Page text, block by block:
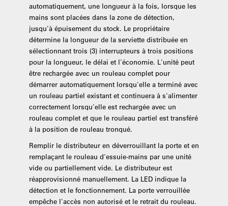
automatiquement, une longueur à la fois, lorsque les
mains sont placées dans la zone de détection,
jusqu'à épuisement du stock. Le propriétaire
détermine la longueur de la serviette distribuée en
sélectionnant trois (3) interrupteurs à trois positions
pour la longueur, le délai et l'économie. L'unité peut
être rechargée avec un rouleau complet pour
démarrer automatiquement lorsqu'elle a terminé avec
un rouleau partiel existant et continuera à s'alimenter
correctement lorsqu'elle est rechargée avec un
rouleau complet et que le rouleau partiel est transféré
à la position de rouleau tronqué.
Remplir le distributeur en déverrouillant la porte et en
remplaçant le rouleau d'essuie-mains par une unité
vide ou partiellement vide. Le distributeur est
réapprovisionné manuellement. La LED indique la
détection et le fonctionnement. La porte verrouillée
empêche l'accès non autorisé et le retrait du rouleau.